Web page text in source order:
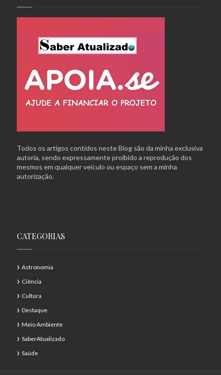
Todos os artigos contidos neste Blog são da minha exclusiva
autoria, sendo expressamente proibido a reprodução dos
mesmos em qualquer veículo ou espaço sem a minha
autorização.
CATEGORIAS
Astronomia
Ciência
Cultura
Destaque
Meio Ambiente
SaberAtualizado
Saúde